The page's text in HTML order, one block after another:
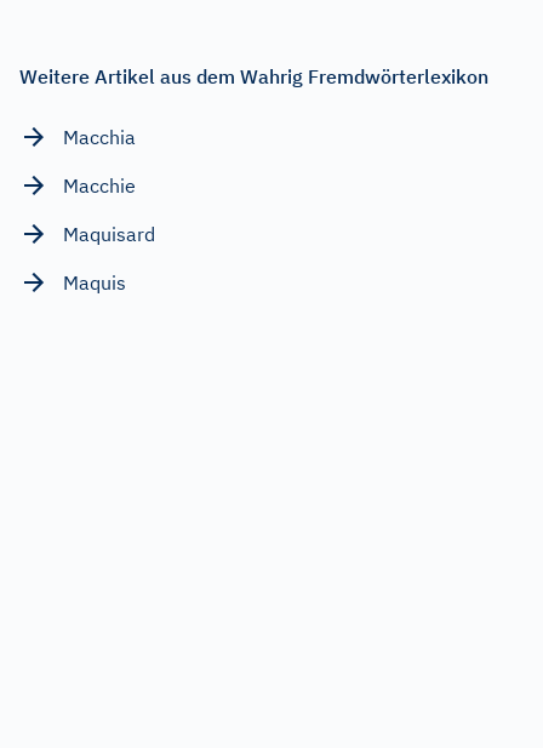
Weitere Artikel aus dem Wahrig Fremdwörterlexikon
Macchia
Macchie
Maquisard
Maquis